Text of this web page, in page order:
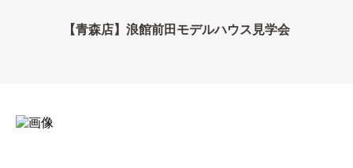
【青森店】浪館前田モデルハウス見学会